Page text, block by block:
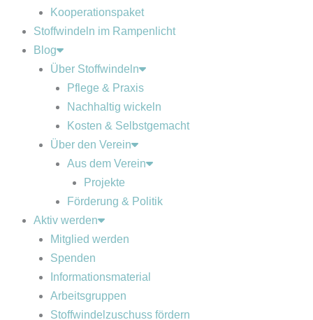
Kooperationspaket
Stoffwindeln im Rampenlicht
Blog
Über Stoffwindeln
Pflege & Praxis
Nachhaltig wickeln
Kosten & Selbstgemacht
Über den Verein
Aus dem Verein
Projekte
Förderung & Politik
Aktiv werden
Mitglied werden
Spenden
Informationsmaterial
Arbeitsgruppen
Stoffwindelzuschuss fördern